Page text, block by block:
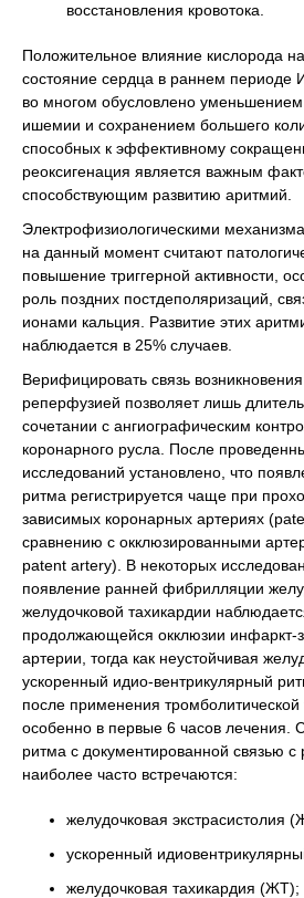
восстановления кровотока.
Положительное влияние кислорода
состояние сердца в раннем периоде
во многом обусловлено
ишемии и сохранением большего
способных к эффективному
реоксигенация является важным
способствующим развитию аритмий.
Электрофизиологическими
на данный момент считают
повышение триггерной активности,
роль поздних постдеполяризаций,
ионами кальция. Развитие этих
наблюдается в 25% случаев.
Верифицировать связь
реперфузией позволяет лишь
сочетании с ангиографическим
коронарного русла. После
исследований установлено, что
ритма регистрируется чаще при
зависимых коронарных артериях
сравнению с окклюзированными
patent artery). В некоторых
появление ранней фибрилляции
желудочковой тахикардии
продолжающейся окклюзии инфаркт-
артерии, тогда как неустойчивая
ускоренный идио-вентрикулярный
после применения тромболитической
особенно в первые 6 часов лечения.
ритма с документированной связью с
наиболее часто встречаются:
желудочковая экстрасистолия
ускоренный
желудочковая тахикардия (ЖТ);